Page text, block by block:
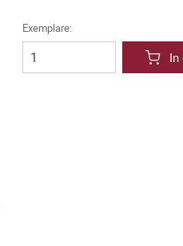
Exemplare:
In